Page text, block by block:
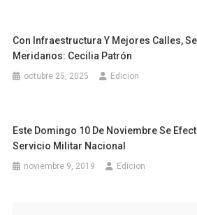
Con Infraestructura Y Mejores Calles,
Meridanos: Cecilia Patrón
octubre 25, 2025 Edicion
Este Domingo 10 De Noviembre Se
Servicio Militar Nacional
noviembre 9, 2019 Edicion